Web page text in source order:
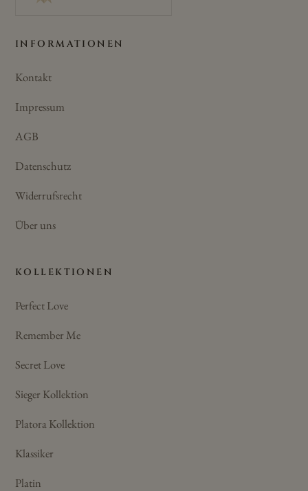
INFORMATIONEN
Kontakt
Impressum
AGB
Datenschutz
Widerrufsrecht
Über uns
KOLLEKTIONEN
Perfect Love
Remember Me
Secret Love
Sieger Kollektion
Platora Kollektion
Klassiker
Platin